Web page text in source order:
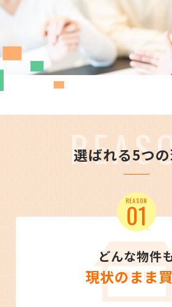
選ばれる5つ
REASON
01
どんな物件
現状のまま